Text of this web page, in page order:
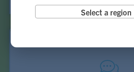
Select a region